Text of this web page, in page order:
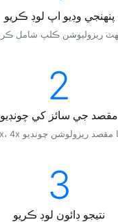
پنھنجي وڊيو اپ لوڊ ڪريو
2
مقصد جي سائز کي چونڊيو
3
نتيجو ڊائون لوڊ ڪريو